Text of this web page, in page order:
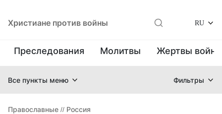
Христиане против войны RU
Преследования Молитвы Жертвы
Все пункты меню Фильтры
Православные // Россия